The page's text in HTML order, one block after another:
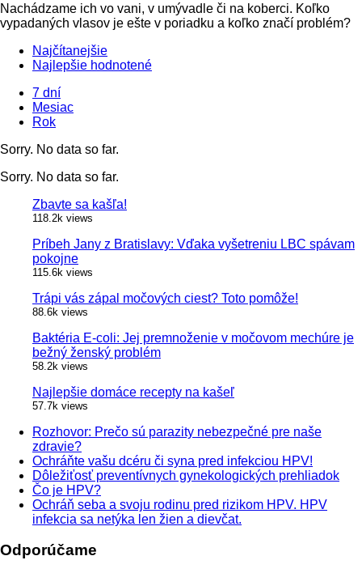
Nachádzame ich vo vani, v umývadle či na koberci. Koľko
vypadaných vlasov je ešte v poriadku a koľko značí problém?
Najčítanejšie
Najlepšie hodnotené
7 dní
Mesiac
Rok
Sorry. No data so far.
Sorry. No data so far.
Zbavte sa kašľa!
118.2k views
Príbeh Jany z Bratislavy: Vďaka vyšetreniu LBC spávam
pokojne
115.6k views
Trápi vás zápal močových ciest? Toto pomôže!
88.6k views
Baktéria E-coli: Jej premnoženie v močovom mechúre je
bežný ženský problém
58.2k views
Najlepšie domáce recepty na kašeľ
57.7k views
Rozhovor: Prečo sú parazity nebezpečné pre naše
zdravie?
Ochráňte vašu dcéru či syna pred infekciou HPV!
Dôležiťosť preventívnych gynekologických prehliadok
Čo je HPV?
Ochráň seba a svoju rodinu pred rizikom HPV. HPV
infekcia sa netýka len žien a dievčat.
Odporúčame